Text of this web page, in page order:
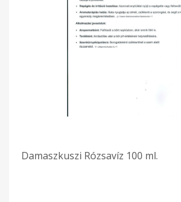
Damaszkuszi Rózsavíz 100 ml.